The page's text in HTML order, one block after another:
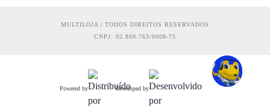
MULTILOJA | TODOS DIREITOS RESERVADOS
CNPJ: 02.869.763/0008-75
Powered by Developed by